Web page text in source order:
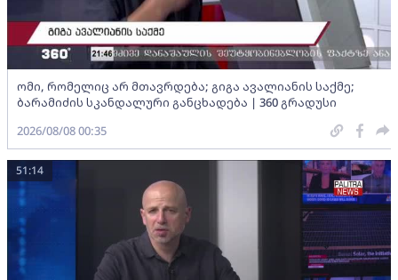
ომი, რომელიც არ მთავრდება; გიგა ავალიანის საქმე;
ბარამიძის სკანდალური განცხადება | 360 გრადუსი
2026/08/08 00:35
51:14